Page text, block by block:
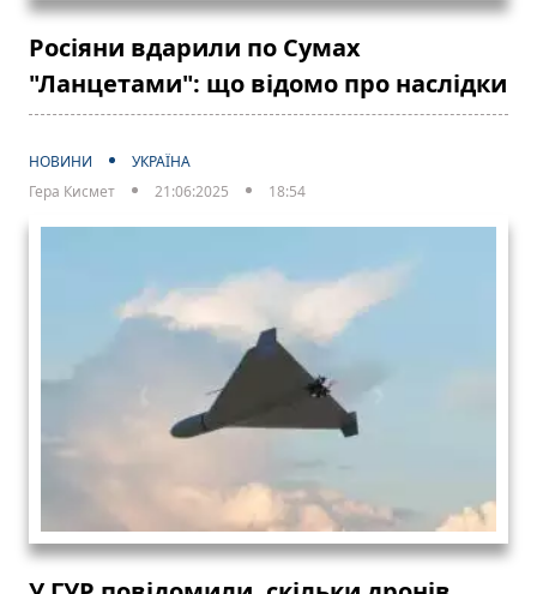
Росіяни вдарили по Сумах
"Ланцетами": що відомо про наслідки
НОВИНИ
УКРАЇНА
Гера Кисмет
21:06:2025 18:54